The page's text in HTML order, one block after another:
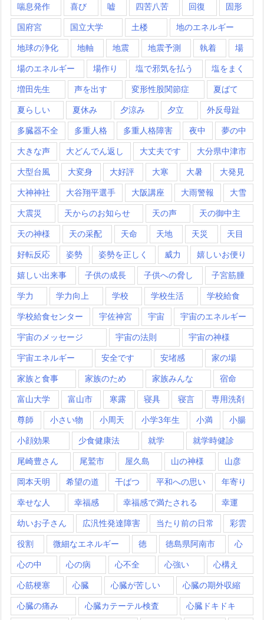
喘息発作 喜び 嘘 四苦八苦 回復 固形
国府宮 国立大学 土楼 地のエネルギー
地球の浄化 地軸 地震 地震予測 執着 場
場のエネルギー 場作り 塩で邪気を払う 塩をまく
増田先生 声を出す 変形性股関節症 夏ばて
夏らしい 夏休み 夕涼み 夕立 外反母趾
多臓器不全 多重人格 多重人格障害 夜中 夢の中
大きな声 大どんでん返し 大丈夫です 大分県中津市
大型台風 大変身 大好評 大寒 大暑 大発見
大神神社 大谷翔平選手 大阪講座 大雨警報 大雪
大震災 天からのお知らせ 天の声 天の御中主
天の神様 天の采配 天命 天地 天災 天目
好転反応 姿勢 姿勢を正しく 威力 嬉しいお便り
嬉しい出来事 子供の成長 子供への脅し 子宮筋腫
学力 学力向上 学校 学校生活 学校給食
学校給食センター 宇佐神宮 宇宙 宇宙のエネルギー
宇宙のメッセージ 宇宙の法則 宇宙の神様
宇宙エネルギー 安全です 安堵感 家の場
家族と食事 家族のため 家族みんな 宿命
富山大学 富山市 寒露 寝具 寝言 専用洗剤
尊師 小さい物 小周天 小学3年生 小満 小腸
小顔効果 少食健康法 就学 就学時健診
尾崎豊さん 尾鷲市 屋久島 山の神様 山彦
岡本天明 希望の道 干ばつ 平和への思い 年寄り
幸せな人 幸福感 幸福感で満たされる 幸運
幼いお子さん 広汎性発達障害 当たり前の日常 彩雲
役割 微細なエネルギー 徳 徳島県阿南市 心
心の中 心の病 心不全 心強い 心構え
心筋梗塞 心臓 心臓が苦しい 心臓の期外収縮
心臓の痛み 心臓カテーテル検査 心臓ドキドキ